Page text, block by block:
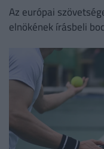
Az európai
elnökének írásbeli